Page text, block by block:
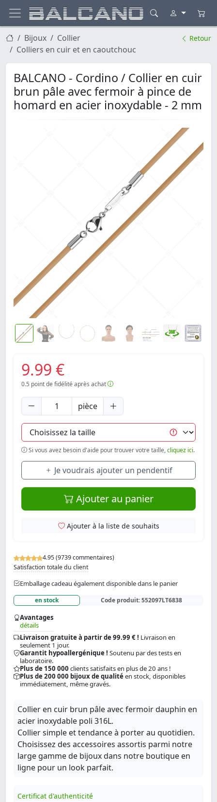
Bijoux
Collier
Colliers en cuir et en caoutchouc
Retour
BALCANO - Cordino / Collier en cuir
brun pâle avec fermoir à pince de
homard en acier inoxydable - 2 mm
4.95 (9739 commentaires)
Satisfaction totale du client
Emballage cadeau également disponible dans le panier
en stock Code produit:552097LT6838
Avantages
détails
Livraison gratuite à partir de 99.99 € ! Livraison en
seulement 1 jour.
Garantit hypoallergénique ! Soutenu par des tests en
laboratoire.
Plus de 150 000 clients satisfaits en plus de 20 ans !
Plus de 200 000 bijoux de qualitéen stock, disponibles
immédiatement, même gravés.
9.99 €
0.5 point de fidélité après achat
pièce
Si vous avez besoin d'aide pour trouver votre taille,cliquez ici.
Je voudrais ajouter un pendentif
Ajouter au panier
Ajouter à la liste de souhaits
Collier en cuir brun pâle avec fermoir dauphin en
acier inoxydable poli 316L.
Collier simple et tendance à porter au quotidien.
Choisissez des accessoires assortis parmi notre
large gamme de bijoux dans notre boutique en
ligne pour un look parfait.
Certificat d'authenticité